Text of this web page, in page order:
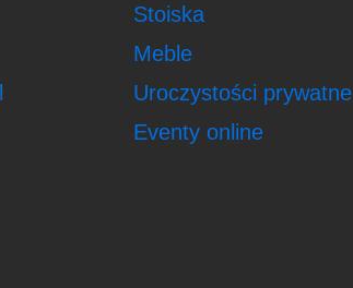
Stoiska
Meble
Uroczystości prywatne
Eventy online